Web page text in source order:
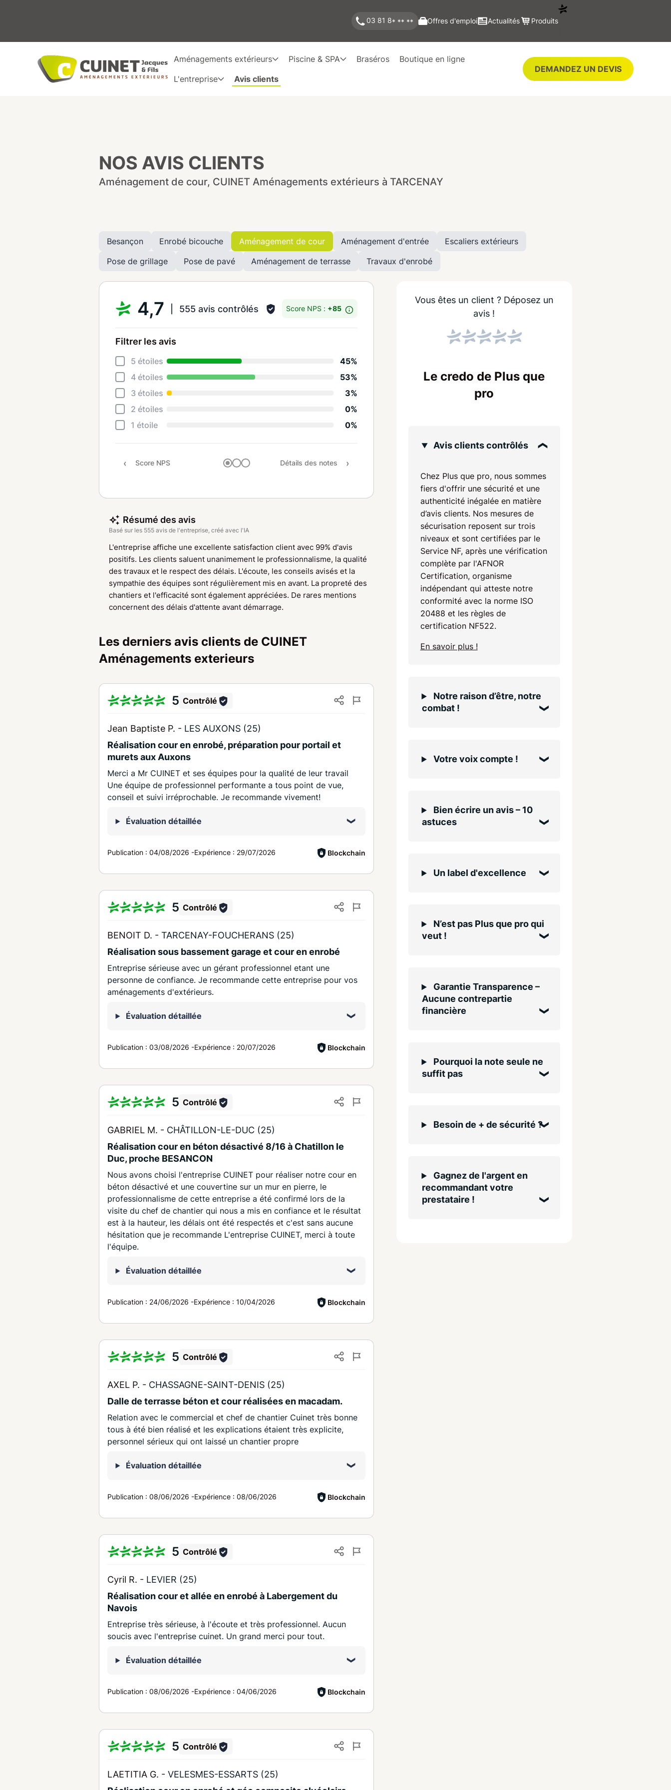
03 81 8* ** ** Offres d'emploi Actualités Produits4,7
Aménagements extérieurs Piscine & SPA Braséros
Boutique en ligne
L'entreprise
Avis clients
DEMANDEZ UN DEVIS
Aménagement de cour, CUINET Aménagements extérieurs à TARCENAY
NOS AVIS CLIENTS
Besançon Enrobé bicouche Aménagement de cour Aménagement d'entrée
Escaliers extérieurs
Pose de grillage
Pose de pavé Aménagement de terrasse Travaux d'enrobé
4,7 555 avis contrôlés Score NPS : +85
Filtrer les avis
5 étoiles
45%
4 étoiles
53%
3 étoiles
3%
2 étoiles
0%
1 étoile
0%
Recommandation
Score NPS Détails des notes
Résumé des avis
Basé sur les 555 avis de l'entreprise, créé avec l'IA
L'entreprise affiche une excellente satisfaction client avec 99% d'avis
positifs. Les clients saluent unanimement le professionnalisme, la qualité
des travaux et le respect des délais. L'écoute, les conseils avisés et la
sympathie des équipes sont régulièrement mis en avant. La propreté des
chantiers et l'efficacité sont également appréciées. De rares mentions
concernent des délais d'attente avant démarrage.
Les derniers avis clients de CUINET
Aménagements exterieurs
5 Contrôlé
Jean Baptiste P. - LES AUXONS (25)
Réalisation cour en enrobé, préparation pour portail et
murets aux Auxons
Merci a Mr CUINET et ses équipes pour la qualité de leur travail
Une équipe de professionnel performante a tous point de vue,
conseil et suivi irréprochable. Je recommande vivement!
Évaluation détaillée
Publication :04/08/2026 -Expérience : 29/07/2026 Blockchain
5 Contrôlé
BENOIT D. -TARCENAY-FOUCHERANS (25)
Réalisation sous bassement garage et cour en enrobé
Entreprise sérieuse avec un gérant professionnel etant une
personne de confiance. Je recommande cette entreprise pour vos
aménagements d'extérieurs.
Évaluation détaillée
Publication :03/08/2026 -Expérience : 20/07/2026 Blockchain
5 Contrôlé
GABRIEL M. - CHÂTILLON-LE-DUC (25)
Réalisation cour en béton désactivé 8/16 à Chatillon le
Duc, proche BESANCON
Nous avons choisi l'entreprise CUINET pour réaliser notre cour en
béton désactivé et une couvertine sur un mur en pierre, le
professionnalisme de cette entreprise a été confirmé lors de la
visite du chef de chantier qui nous a mis en confiance et le résultat
est à la hauteur, les délais ont été respectés et c'est sans aucune
hésitation que je recommande L'entreprise CUINET, merci à toute
l'équipe.
Évaluation détaillée
Publication : 24/06/2026 -Expérience :10/04/2026 Blockchain
5 Contrôlé
AXEL P. - CHASSAGNE-SAINT-DENIS (25)
Dalle de terrasse béton et cour réalisées en macadam.
Relation avec le commercial et chef de chantier Cuinet très bonne
tous à été bien réalisé et les explications étaient très explicite,
personnel sérieux qui ont laissé un chantier propre
Évaluation détaillée
Publication :08/06/2026 -Expérience :08/06/2026 Blockchain
5 Contrôlé
Cyril R. - LEVIER (25)
Réalisation cour et allée en enrobé à Labergement du
Navois
Entreprise très sérieuse, à l'écoute et très professionnel. Aucun
soucis avec l'entreprise cuinet. Un grand merci pour tout.
Évaluation détaillée
Publication :08/06/2026 -Expérience :04/06/2026 Blockchain
5 Contrôlé
LAETITIA G. -VELESMES-ESSARTS (25)
Vous êtes un client ? Déposez un
avis !
Le credo de Plus que
pro
Avis clients contrôlés
Chez Plus que pro, nous sommes
fiers d'offrir une sécurité et une
authenticité inégalée en matière
d’avis clients. Nos mesures de
sécurisation reposent sur trois
niveaux et sont certifiées par le
Service NF, après une vérification
complète par l'AFNOR
Certification, organisme
indépendant qui atteste notre
conformité avec la norme ISO
20488 et les règles de
certification NF522.
En savoir plus !
Notre raison d’être, notre
combat !
Votre voix compte !
Bien écrire un avis – 10
astuces
Un label d'excellence
N’est pas Plus que pro qui
veut !
Garantie Transparence –
Aucune contrepartie
financière
Pourquoi la note seule ne
suffit pas
Besoin de + de sécurité ?
Gagnez de l'argent en
recommandant votre
prestataire !